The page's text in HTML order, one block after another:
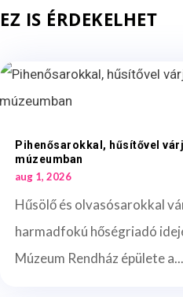
EZ IS ÉRDEKELHET
Pihenősarokkal, hűsítővel
múzeumban
aug 1, 2026
Hűsölő és olvasósarokkal
harmadfokú hőségriadó
Múzeum Rendház épülete a...